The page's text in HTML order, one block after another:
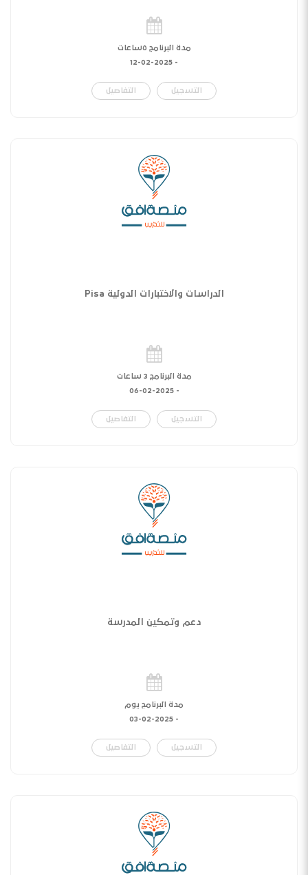
مدة البرنامج ٥ساعات
-
12-02-2025
التسجيل التفاصيل
الدراسات والاختبارات الدولية Pisa
مدة البرنامج 3 ساعات
-
06-02-2025
التسجيل التفاصيل
دعم وتمكين المدرسة
مدة البرنامج يوم
-
03-02-2025
التسجيل التفاصيل